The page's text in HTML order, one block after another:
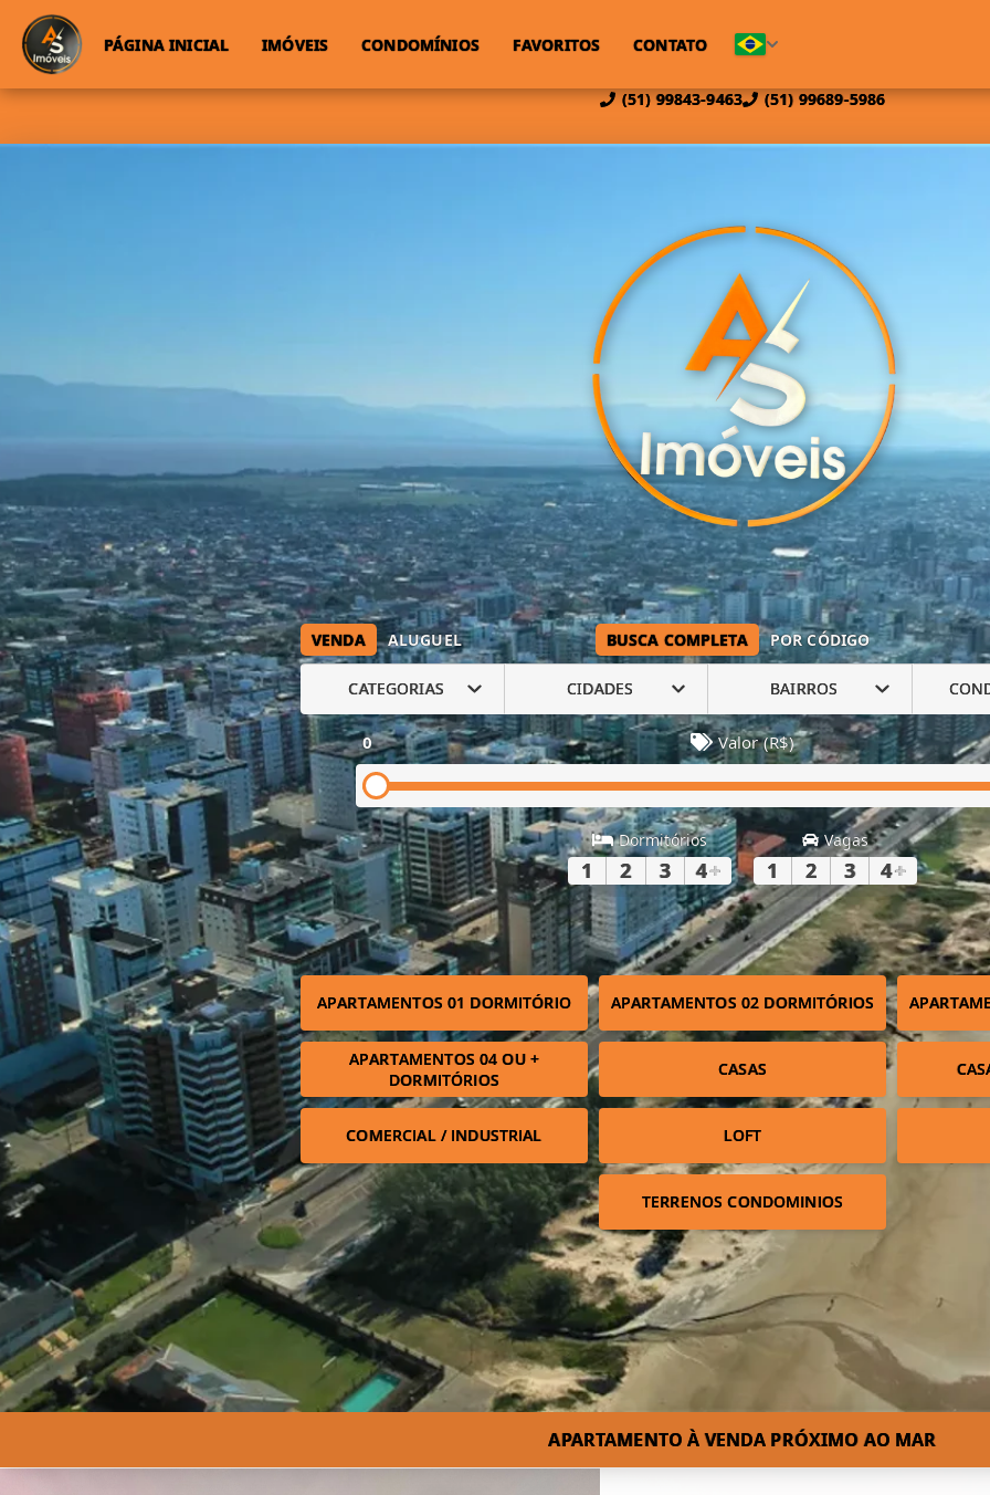
(51) 99843-9463 (51) 99689-5986
PÁGINA INICIAL IMÓVEIS CONDOMÍNIOS FAVORITOS CONTATO
VENDA ALUGUEL BUSCA COMPLETA POR CÓDIGO
CATEGORIAS CIDADES BAIRROS
0 Valor (R$)
Dormitórios
1 2 3 4+
Vagas
1 2 3 4+
APARTAMENTOS 01 DORMITÓRIO APARTAMENTOS 02 DORMITÓRIOS
APARTAMENTOS 04 OU +
DORMITÓRIOS
CASAS
COMERCIAL / INDUSTRIAL LOFT
TERRENOS CONDOMINIOS
APARTAMENTO À VENDA PRÓXIMO AO MAR